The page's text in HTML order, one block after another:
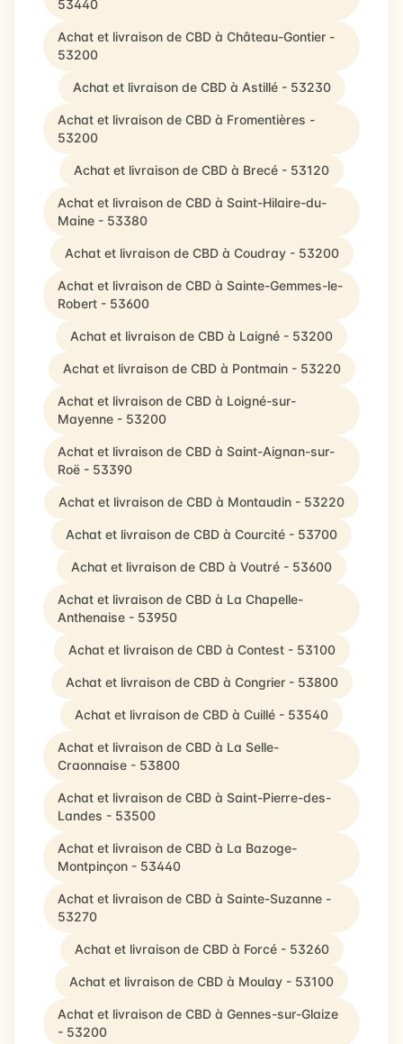
53440
Achat et livraison de CBD à Château-Gontier -
53200
Achat et livraison de CBD à Astillé - 53230
Achat et livraison de CBD à Fromentières -
53200
Achat et livraison de CBD à Brecé - 53120
Achat et livraison de CBD à Saint-Hilaire-du-
Maine - 53380
Achat et livraison de CBD à Coudray - 53200
Achat et livraison de CBD à Sainte-Gemmes-le-
Robert - 53600
Achat et livraison de CBD à Laigné - 53200
Achat et livraison de CBD à Pontmain - 53220
Achat et livraison de CBD à Loigné-sur-
Mayenne - 53200
Achat et livraison de CBD à Saint-Aignan-sur-
Roë - 53390
Achat et livraison de CBD à Montaudin - 53220
Achat et livraison de CBD à Courcité - 53700
Achat et livraison de CBD à Voutré - 53600
Achat et livraison de CBD à La Chapelle-
Anthenaise - 53950
Achat et livraison de CBD à Contest - 53100
Achat et livraison de CBD à Congrier - 53800
Achat et livraison de CBD à Cuillé - 53540
Achat et livraison de CBD à La Selle-
Craonnaise - 53800
Achat et livraison de CBD à Saint-Pierre-des-
Landes - 53500
Achat et livraison de CBD à La Bazoge-
Montpinçon - 53440
Achat et livraison de CBD à Sainte-Suzanne -
53270
Achat et livraison de CBD à Forcé - 53260
Achat et livraison de CBD à Moulay - 53100
Achat et livraison de CBD à Gennes-sur-Glaize
- 53200